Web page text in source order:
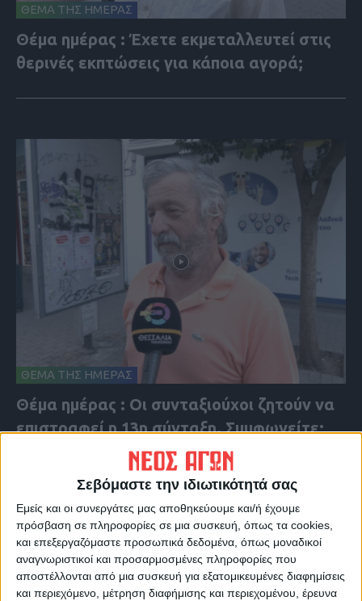
Σεβόμαστε την ιδιωτικότητά σας
Εμείς και οι συνεργάτες μας αποθηκεύουμε και/ή έχουμε
πρόσβαση σε πληροφορίες σε μια συσκευή, όπως τα cookies,
και επεξεργαζόμαστε προσωπικά δεδομένα, όπως μοναδικοί
αναγνωριστικοί και προσαρμοσμένες πληροφορίες που
αποστέλλονται από μια συσκευή για εξατομικευμένες διαφημίσεις
και περιεχόμενο, μέτρηση διαφήμισης και περιεχομένου, έρευνα
ΘΕΜΑ ΤΗΣ ΗΜΕΡΑΣ
Θέμα ημέρας : Έχετε εκμεταλλευτεί στις
θερινές εκπτώσεις για κάποια αγορά;
ΘΕΜΑ ΤΗΣ ΗΜΕΡΑΣ
Θέμα ημέρας : Οι συνταξιούχοι ζητούν να
επιστραφεί η 13η σύνταξη. Συμφωνείτε;